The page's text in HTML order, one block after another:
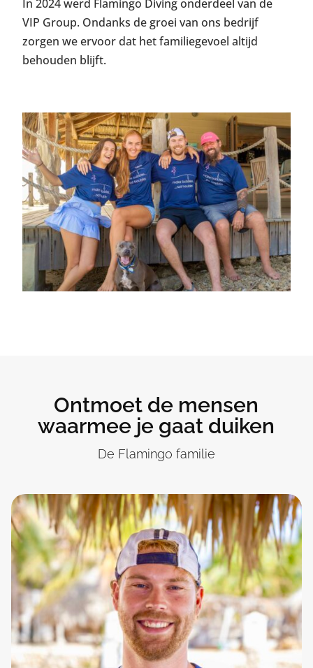
In 2024 werd Flamingo Diving onderdeel van de
VIP Group. Ondanks de groei van ons bedrijf
zorgen we ervoor dat het familiegevoel altijd
behouden blijft.
Ontmoet de mensen
waarmee je gaat duiken
De Flamingo familie